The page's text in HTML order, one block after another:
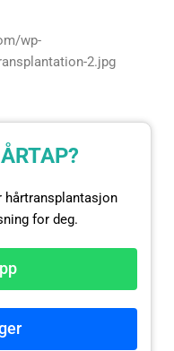
wp-
2.jpg
hårtransplantasjon
for deg.